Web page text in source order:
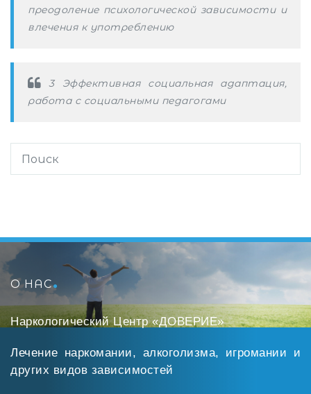
преодоление психологической зависимости и
влечения к употреблению
3 Эффективная социальная адаптация,
работа с социальными педагогами
О НАС
Наркологический Центр «ДОВЕРИЕ»
Лечение наркомании, алкоголизма, игромании и
других видов зависимостей